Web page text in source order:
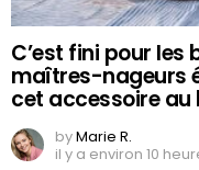
C’est fini pour les
maîtres-nageurs
cet accessoire
byMarie R.
il y a environ 10